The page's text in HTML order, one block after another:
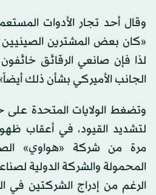
وقال أحد تجار الأدوات
«كان بعض المشترين الصينيين
لذا فإن صانعي الرقائق
الجانب الأميركي بشأن ذلك
وتضغط الولايات المتحدة على
لتشديد القيود، في أعقاب
مرة من شركة «هواوي»
المحمولة والشركة الدولية
الرغم من إدراج الشركتين في